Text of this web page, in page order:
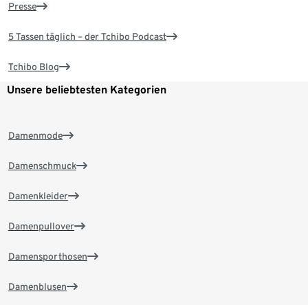
Presse
5 Tassen täglich – der Tchibo Podcast
Tchibo Blog
Unsere beliebtesten Kategorien
Damenmode
Damenschmuck
Damenkleider
Damenpullover
Damensporthosen
Damenblusen